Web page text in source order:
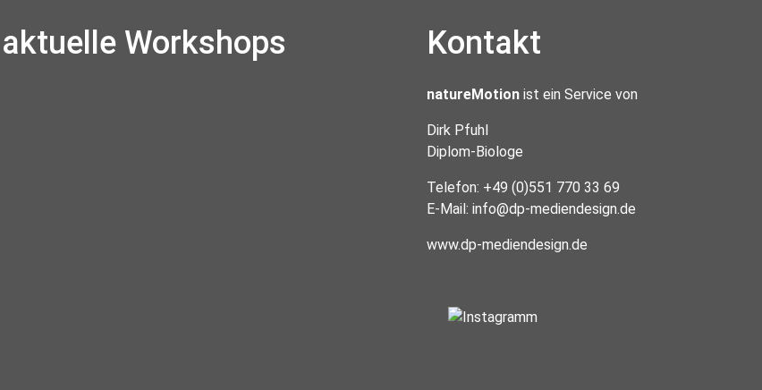
aktuelle Workshops Kontakt
natureMotion ist ein Service von
Dirk Pfuhl
Diplom-Biologe
Telefon: +49 (0)551 770 33 69
E-Mail: info@dp-mediendesign.de
www.dp-mediendesign.de